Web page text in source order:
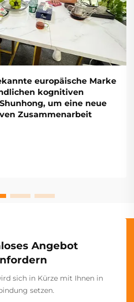
europäische Marke
kognitiven
um eine neue
Zusammenarbeit
Angebot
sich in Kürze mit Ihnen in
setzen.